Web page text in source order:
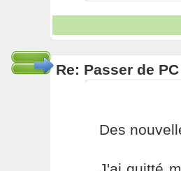
Re: Passer de
Des